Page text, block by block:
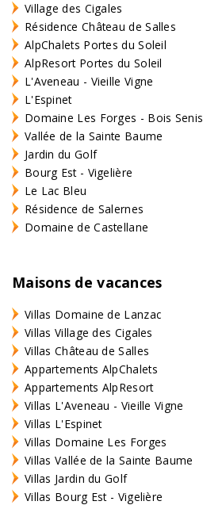
Village des Cigales
Résidence Château de Salles
AlpChalets Portes du Soleil
AlpResort Portes du Soleil
L'Aveneau - Vieille Vigne
L'Espinet
Domaine Les Forges - Bois Senis
Vallée de la Sainte Baume
Jardin du Golf
Bourg Est - Vigelière
Le Lac Bleu
Résidence de Salernes
Domaine de Castellane
Maisons de vacances
Villas Domaine de Lanzac
Villas Village des Cigales
Villas Château de Salles
Appartements AlpChalets
Appartements AlpResort
Villas L'Aveneau - Vieille Vigne
Villas L'Espinet
Villas Domaine Les Forges
Villas Vallée de la Sainte Baume
Villas Jardin du Golf
Villas Bourg Est - Vigelière